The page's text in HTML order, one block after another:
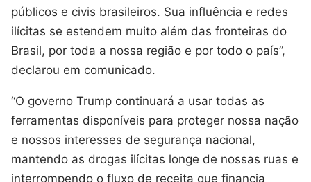
públicos e civis brasileiros. Sua influência e redes
ilícitas se estendem muito além das fronteiras do
Brasil, por toda a nossa região e por todo o país”,
declarou em comunicado.
“O governo Trump continuará a usar todas as
ferramentas disponíveis para proteger nossa nação
e nossos interesses de segurança nacional,
mantendo as drogas ilícitas longe de nossas ruas e
interrompendo o fluxo de receita que financia